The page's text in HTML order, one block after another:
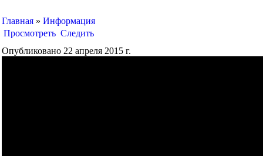
Главная » Информация
Просмотреть Следить
Опубликовано 22 апреля 2015 г.